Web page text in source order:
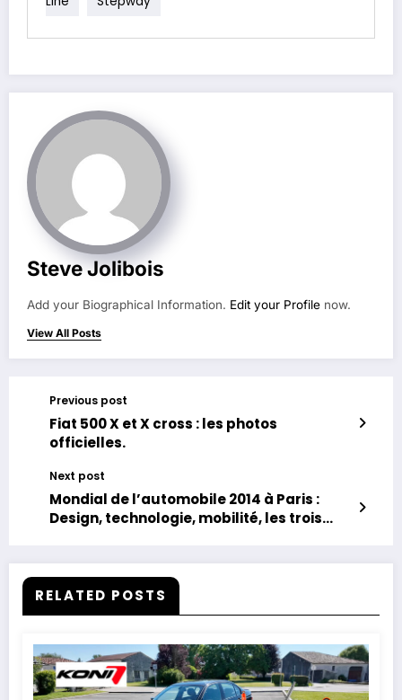
Steve Jolibois
Add your Biographical Information. Edit your Profile now.
View All Posts
Previous post
Fiat 500 X et X cross : les photos
officielles.
Next post
Mondial de l’automobile 2014 à Paris :
Design, technologie, mobilité, les trois
RELATED POSTS